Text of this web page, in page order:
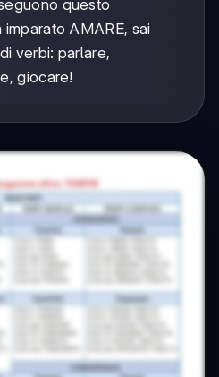
questo
AMARE, sai
verbi: parlare,
giocare!